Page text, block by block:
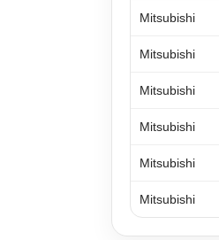
Mitsubishi
Mitsubishi
Mitsubishi
Mitsubishi
Mitsubishi
Mitsubishi